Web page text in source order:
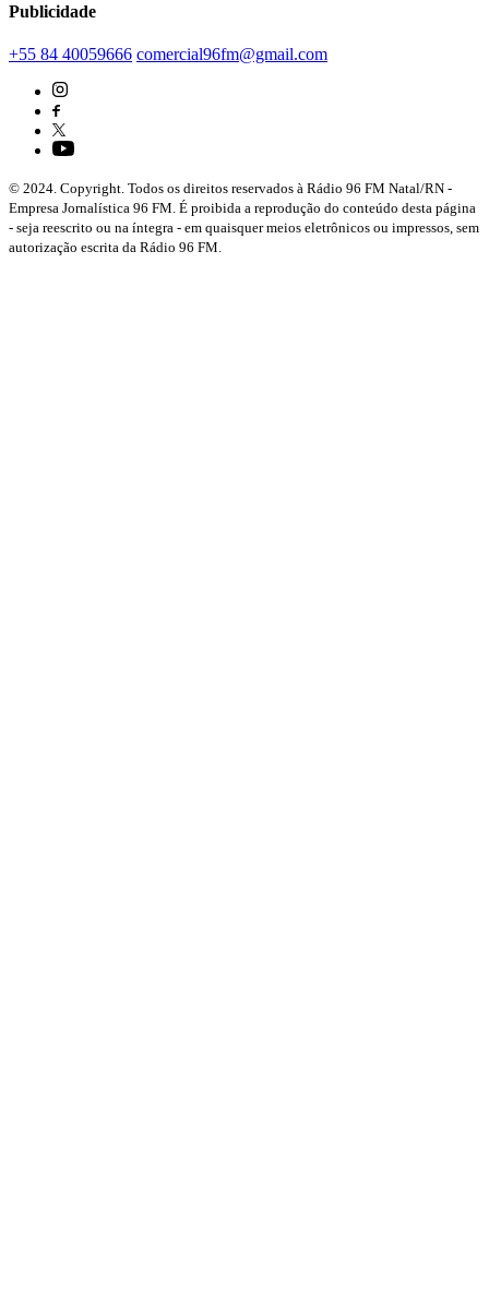
Publicidade
+55 84 40059666 comercial96fm@gmail.com
© 2024. Copyright. Todos os direitos reservados à Rádio 96 FM Natal/RN -
Empresa Jornalística 96 FM. É proibida a reprodução do conteúdo desta página
- seja reescrito ou na íntegra - em quaisquer meios eletrônicos ou impressos, sem
autorização escrita da Rádio 96 FM.